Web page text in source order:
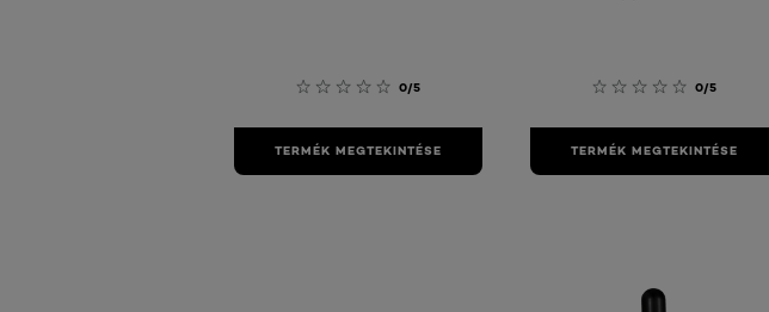
0/5
TERMÉK MEGTEKINTÉSE
0/5
TERMÉK MEGTEKINTÉSE